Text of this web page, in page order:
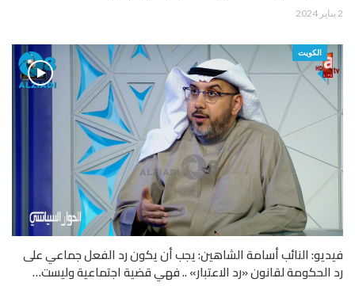
2 يناير 2024
الكويت
فيديو: النائب أسامة الشاهين: يجب أن يكون رد الفعل جماعي على
رد الحكومة لقانون «رد الاعتبار» .. فهي قضية اجتماعية وليست…